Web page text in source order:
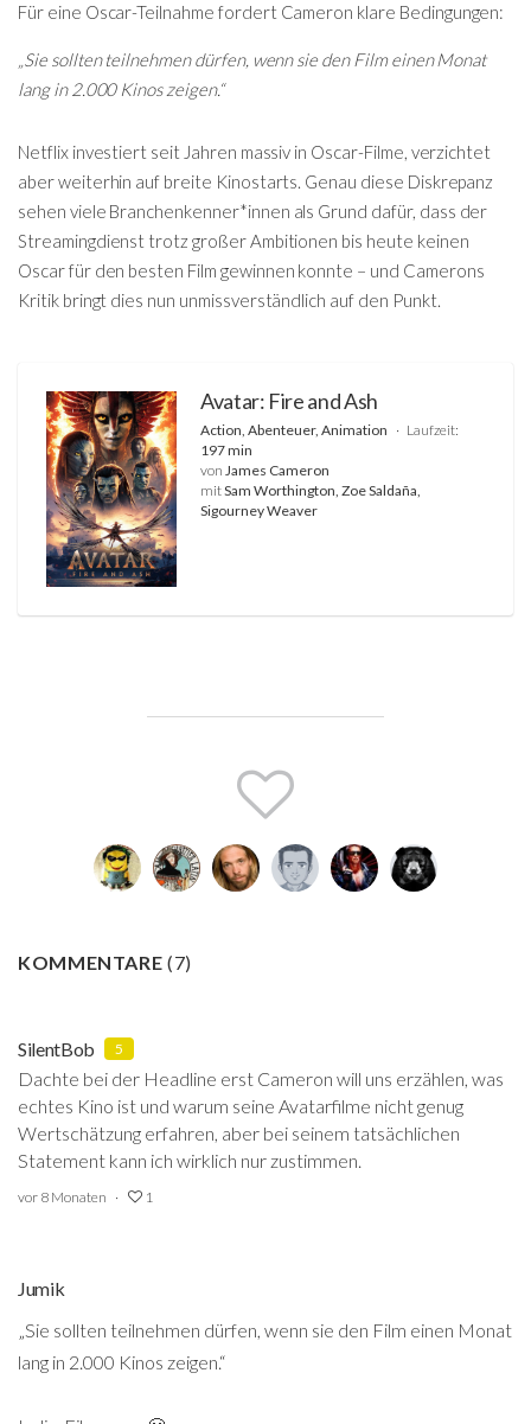
Für eine Oscar-Teilnahme fordert Cameron klare Bedingungen:
„Sie sollten teilnehmen dürfen, wenn sie den Film einen Monat
lang in 2.000 Kinos zeigen.“
Netflix investiert seit Jahren massiv in Oscar-Filme, verzichtet
aber weiterhin auf breite Kinostarts. Genau diese Diskrepanz
sehen viele Branchenkenner*innen als Grund dafür, dass der
Streamingdienst trotz großer Ambitionen bis heute keinen
Oscar für den besten Film gewinnen konnte – und Camerons
Kritik bringt dies nun unmissverständlich auf den Punkt.
Avatar: Fire and Ash
Action, Abenteuer, Animation
Laufzeit:
197 min
von James Cameron
mitSam Worthington, Zoe Saldaña,
Sigourney Weaver
KOMMENTARE(7)
SilentBob 5
Dachte bei der Headline erst Cameron will uns erzählen, was
echtes Kino ist und warum seine Avatarfilme nicht genug
Wertschätzung erfahren, aber bei seinem tatsächlichen
Statement kann ich wirklich nur zustimmen.
vor 8 Monaten 1
Jumik
„Sie sollten teilnehmen dürfen, wenn sie den Film einen Monat
lang in 2.000 Kinos zeigen.“